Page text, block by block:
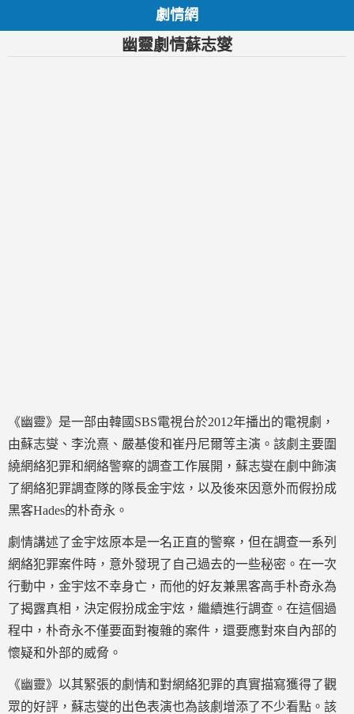
劇情網
幽靈劇情蘇志燮
《幽靈》是一部由韓國SBS電視台於2012年播出的電視劇，
由蘇志燮、李沇熹、嚴基俊和崔丹尼爾等主演。該劇主要圍
繞網絡犯罪和網絡警察的調查工作展開，蘇志燮在劇中飾演
了網絡犯罪調查隊的隊長金宇炫，以及後來因意外而假扮成
黑客Hades的朴奇永。
劇情講述了金宇炫原本是一名正直的警察，但在調查一系列
網絡犯罪案件時，意外發現了自己過去的一些秘密。在一次
行動中，金宇炫不幸身亡，而他的好友兼黑客高手朴奇永為
了揭露真相，決定假扮成金宇炫，繼續進行調查。在這個過
程中，朴奇永不僅要面對複雜的案件，還要應對來自內部的
懷疑和外部的威脅。
《幽靈》以其緊張的劇情和對網絡犯罪的真實描寫獲得了觀
眾的好評，蘇志燮的出色表演也為該劇增添了不少看點。該